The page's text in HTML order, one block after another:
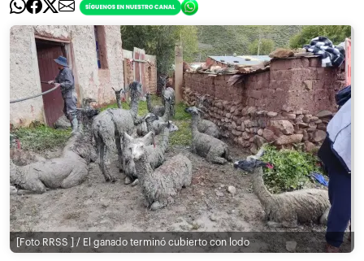
[Foto RRSS ] / El ganado terminó cubierto con lodo